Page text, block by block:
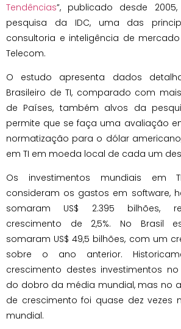
Tendências”, publicado desde
pesquisa da IDC, uma das
consultoria e inteligência de
Telecom.
O estudo apresenta dados
Brasileiro de TI, comparado com
de Países, também alvos da
permite que se faça uma avaliação
normatização para o dólar
em TI em moeda local de cada um
Os investimentos mundiais em
consideram os gastos em software,
somaram US$ 2.395 bilhões,
crescimento de 2,5%. No Brasil
somaram US$ 49,5 bilhões, com um
sobre o ano anterior.
crescimento destes investimentos
do dobro da média mundial, mas no
de crescimento foi quase dez vezes
mundial.